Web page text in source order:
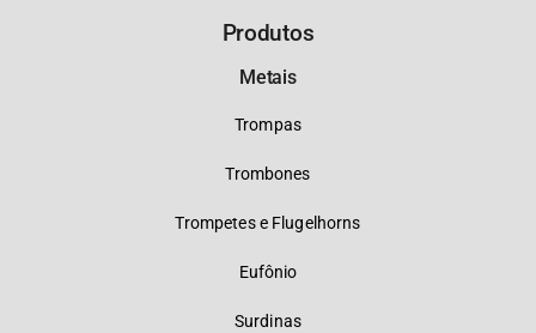
Produtos
Metais
Trompas
Trombones
Trompetes e Flugelhorns
Eufônio
Surdinas